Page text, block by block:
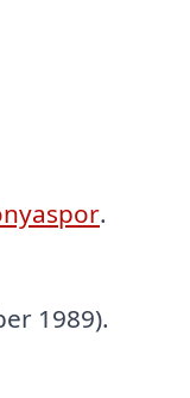
.
1989).